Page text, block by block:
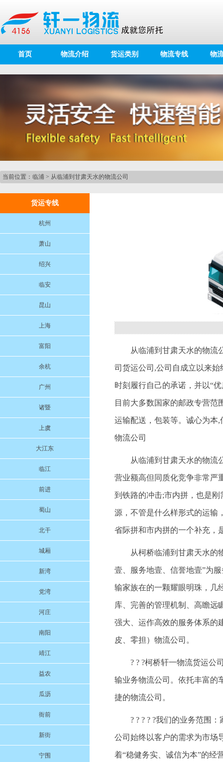
首页 物流介绍 货运类别 物流专线 物
当前位置： 临浦 > 从临浦到甘肃天水的物流公司
货运专线
杭州
萧山
绍兴
临安
昆山
上海
富阳
余杭
广州
诸暨
上虞
大江东
临江
前进
蜀山
北干
城厢
新湾
党湾
河庄
南阳
靖江
益农
瓜沥
衙前
新街
宁围
从临浦到甘肃天水的物流
司货运公司,公司自成立以来
时刻履行自己的承诺，并以“
目前大多数国家的邮政专营范
运输配送，包装等。诚心为本
物流公司
从临浦到甘肃天水的物流
营业额高但同质化竞争非常严
到铁路的冲击;市内拼，也是
源，不管是什么样形式的运输
省际拼和市内拼的一个补充，
从柯桥临浦到甘肃天水的
壹、服务地壹、信誉地壹”为
输家族在的一颗耀眼明珠，几
库、完善的管理机制、高瞻远
强大、运作高效的服务体系的
皮、零担）物流公司。
? ? ?柯桥轩一物流货运公
输业务物流公司。依托丰富的
捷的物流公司。
? ? ? ? ?我们的业务范围
公司始终以客户的需求为市场
着“稳健务实、诚信为本”的经